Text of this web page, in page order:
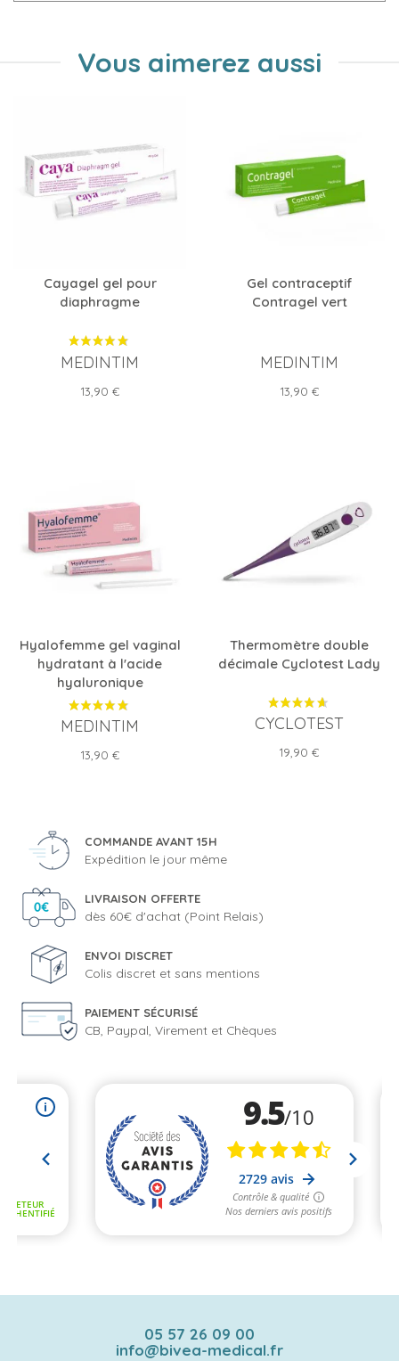
Vous aimerez aussi
Cayagel gel pour
diaphragme
MEDINTIM
Prix
13,90 €
Gel contraceptif
Contragel vert
MEDINTIM
Prix
13,90 €
Hyalofemme gel vaginal
hydratant à l'acide
hyaluronique
MEDINTIM
Prix
13,90 €
Thermomètre double
décimale Cyclotest Lady
CYCLOTEST
Prix
19,90 €
COMMANDE AVANT 15H
Expédition le jour même
LIVRAISON OFFERTE
dès 60€ d'achat (Point Relais)
ENVOI DISCRET
Colis discret et sans mentions
PAIEMENT SÉCURISÉ
CB, Paypal, Virement et Chèques
05 57 26 09 00
info@bivea-medical.fr